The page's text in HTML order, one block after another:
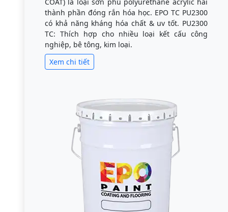
thành phần đóng rắn hóa học. EPO TC PU2300
có khả năng kháng hóa chất & uv tốt. PU2300
TC: Thích hợp cho nhiều loại kết cấu công
nghiệp, bê tông, kim loại.
Xem chi tiết